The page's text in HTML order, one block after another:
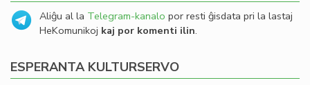
Aliĝu al la Telegram-kanalo por resti ĝisdata pri la lastaj
HeKomunikoj kaj por komenti ilin.
ESPERANTA KULTURSERVO